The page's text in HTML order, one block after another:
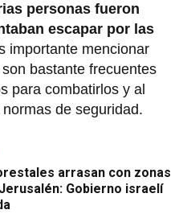
personas fueron
escapar por las
importante mencionar
bastante frecuentes
para combatirlos y al
de seguridad.
arrasan con zonas
Gobierno israelí